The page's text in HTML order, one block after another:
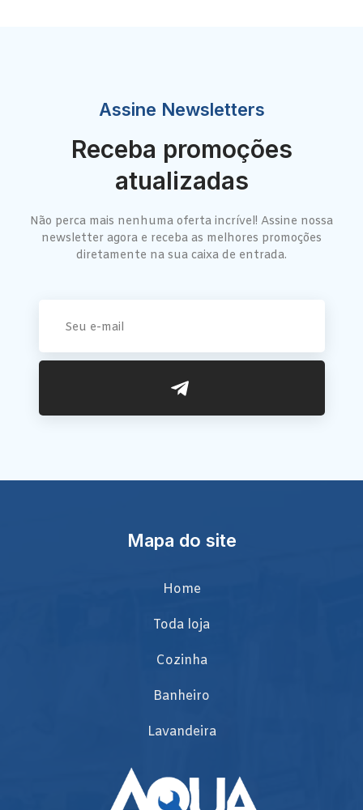
Assine Newsletters
Receba promoções
atualizadas
Não perca mais nenhuma oferta incrível! Assine nossa
newsletter agora e receba as melhores promoções
diretamente na sua caixa de entrada.
Mapa do site
Home
Toda loja
Cozinha
Banheiro
Lavandeira